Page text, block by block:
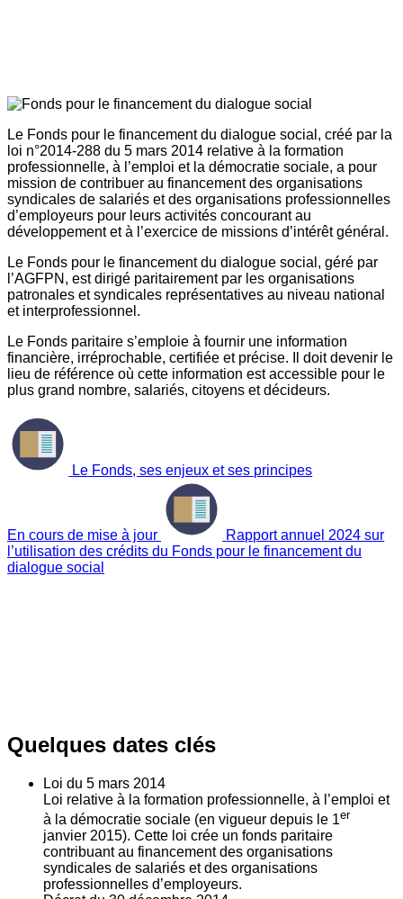
Le Fonds pour le financement du dialogue social, créé par la
loi n°2014-288 du 5 mars 2014 relative à la formation
professionnelle, à l’emploi et la démocratie sociale, a pour
mission de contribuer au financement des organisations
syndicales de salariés et des organisations professionnelles
d’employeurs pour leurs activités concourant au
développement et à l’exercice de missions d’intérêt général.
Le Fonds pour le financement du dialogue social, géré par
l’AGFPN, est dirigé paritairement par les organisations
patronales et syndicales représentatives au niveau national
et interprofessionnel.
Le Fonds paritaire s’emploie à fournir une information
financière, irréprochable, certifiée et précise. Il doit devenir le
lieu de référence où cette information est accessible pour le
plus grand nombre, salariés, citoyens et décideurs.
Le Fonds, ses enjeux et ses principes
En cours de mise à jour
Rapport annuel 2024 sur
l’utilisation des crédits du Fonds pour le financement du
dialogue social
Quelques dates clés
Loi du 5 mars 2014
Loi relative à la formation professionnelle, à l’emploi et
à la démocratie sociale (en vigueur depuis le 1er
janvier 2015). Cette loi crée un fonds paritaire
contribuant au financement des organisations
syndicales de salariés et des organisations
professionnelles d’employeurs.